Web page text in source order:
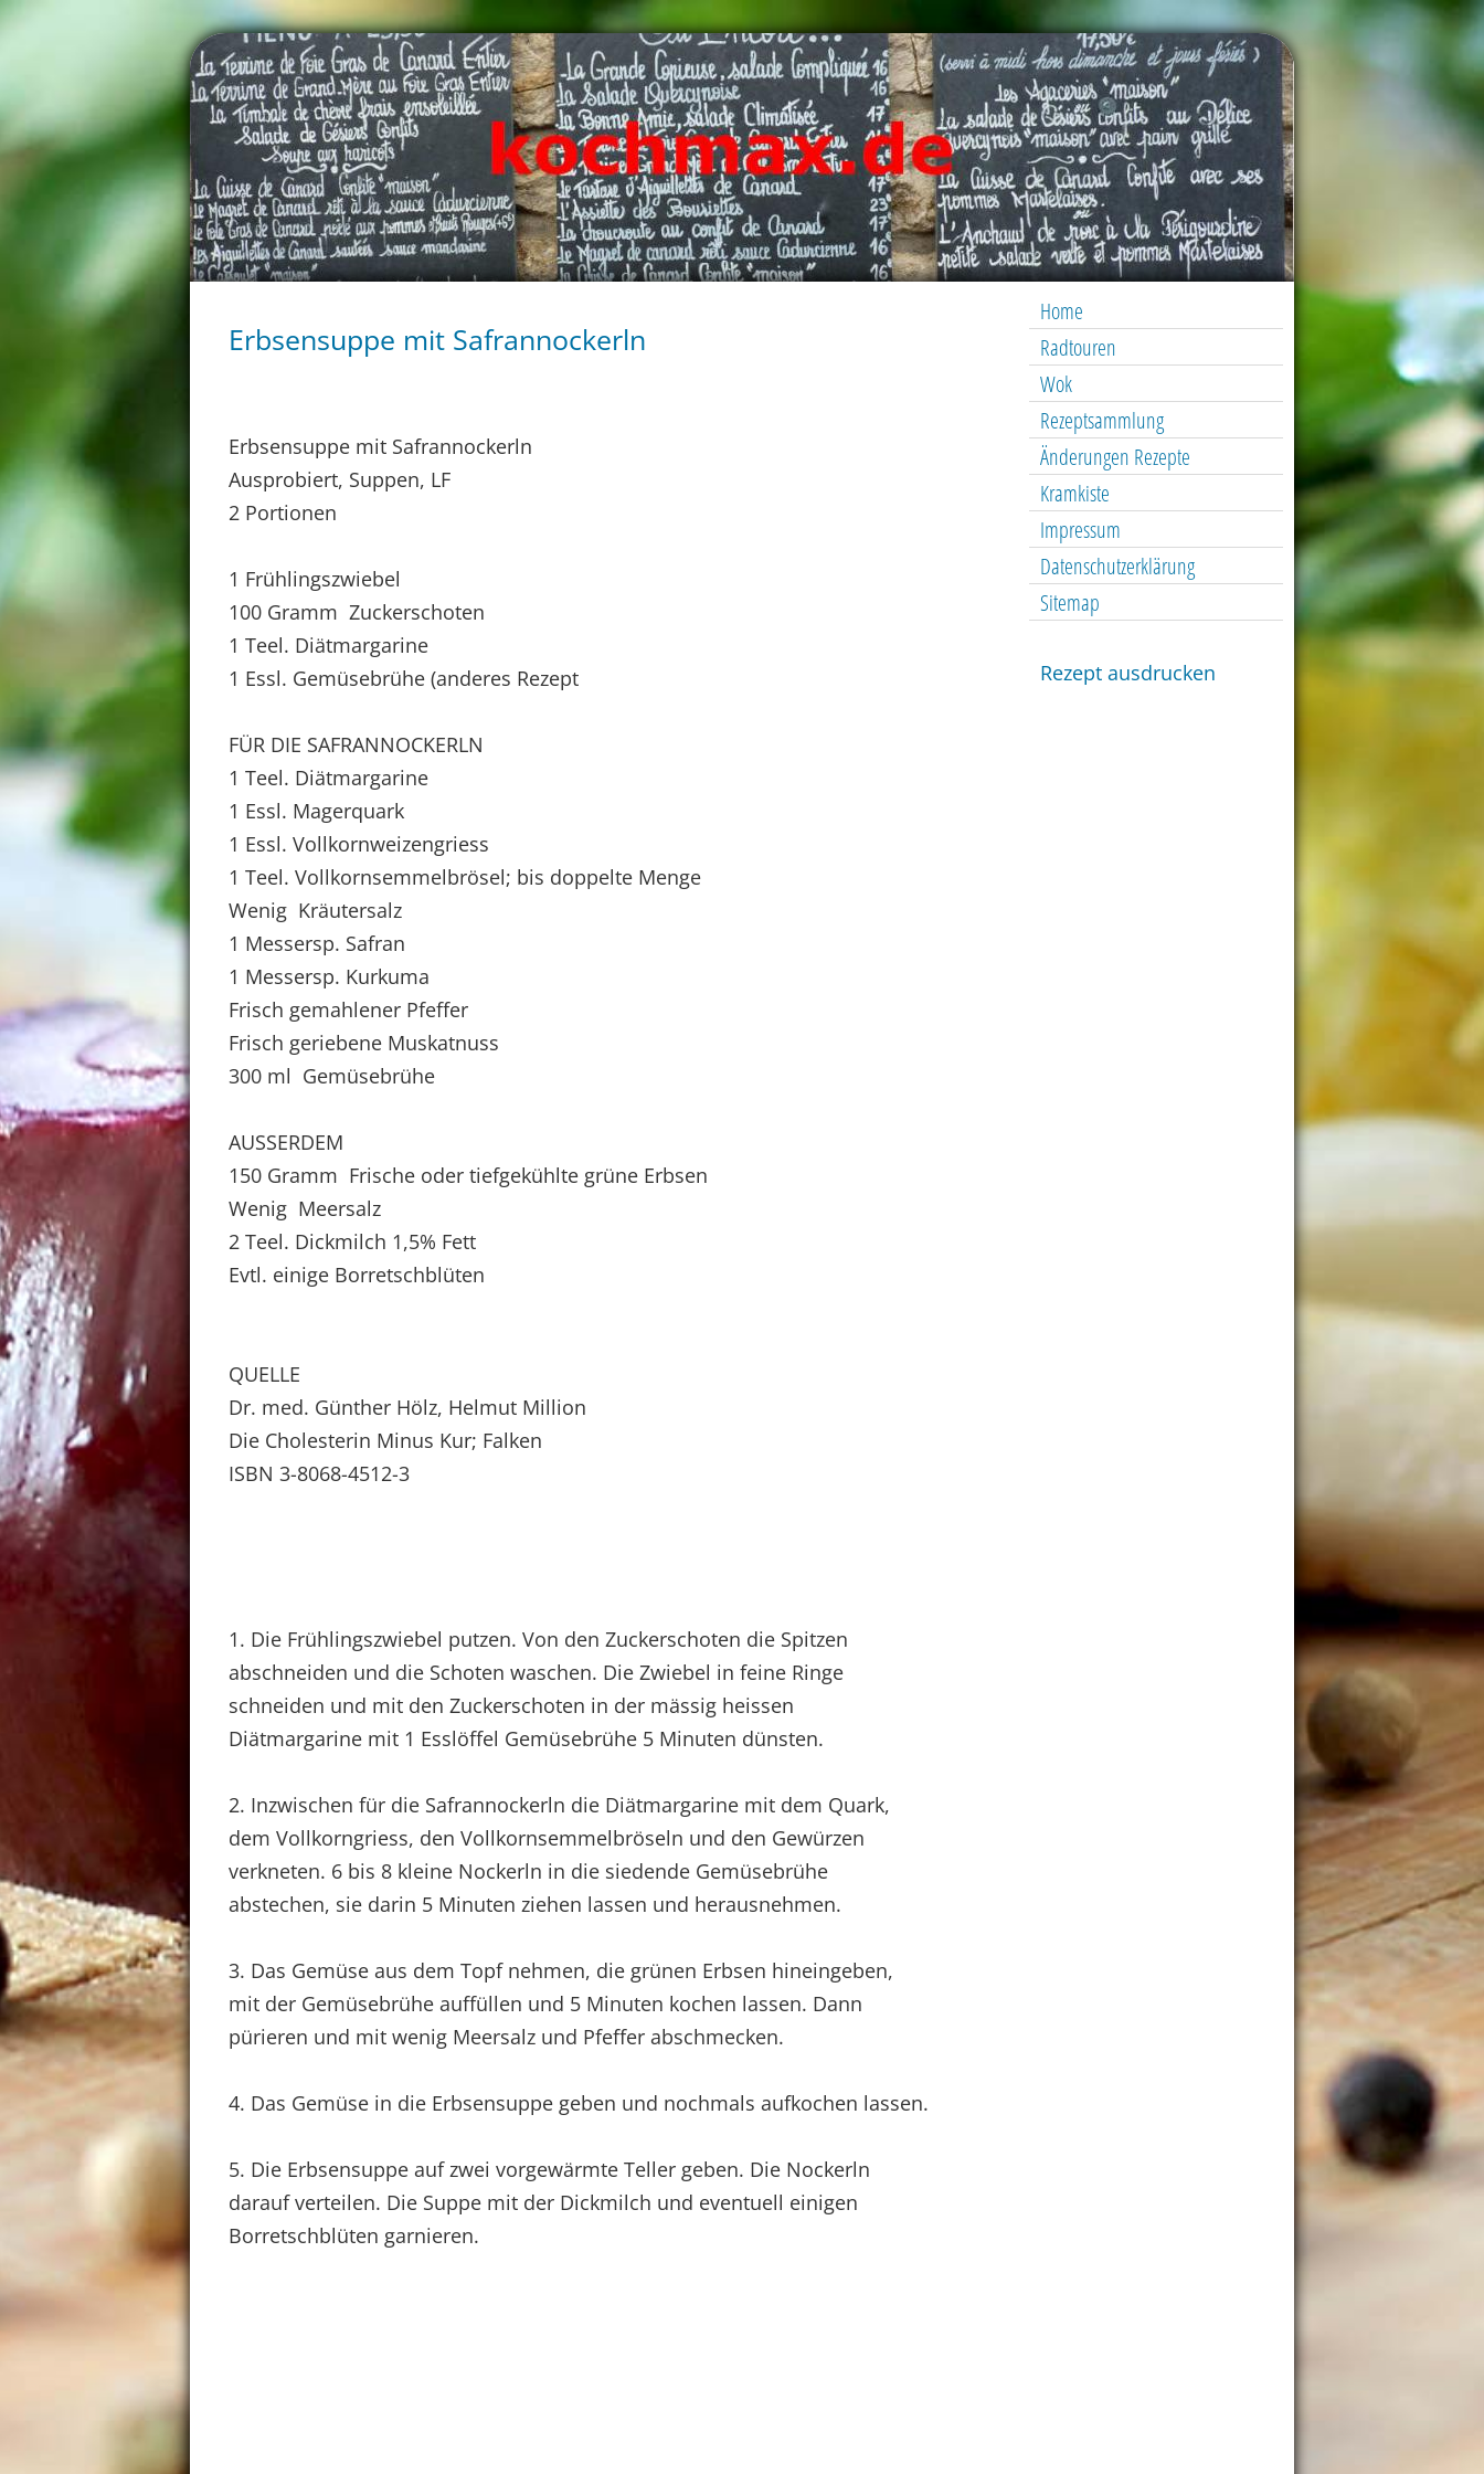
Home
Radtouren
Wok
Rezeptsammlung
Änderungen Rezepte
Kramkiste
Impressum
Datenschutzerklärung
Sitemap
Rezept ausdrucken
Erbsensuppe mit Safrannockerln
Erbsensuppe mit Safrannockerln
Ausprobiert, Suppen, LF
2 Portionen
1 Frühlingszwiebel
100 Gramm Zuckerschoten
1 Teel. Diätmargarine
1 Essl. Gemüsebrühe (anderes Rezept
FÜR DIE SAFRANNOCKERLN
1 Teel. Diätmargarine
1 Essl. Magerquark
1 Essl. Vollkornweizengriess
1 Teel. Vollkornsemmelbrösel; bis doppelte Menge
Wenig Kräutersalz
1 Messersp. Safran
1 Messersp. Kurkuma
Frisch gemahlener Pfeffer
Frisch geriebene Muskatnuss
300 ml Gemüsebrühe
AUSSERDEM
150 Gramm Frische oder tiefgekühlte grüne Erbsen
Wenig Meersalz
2 Teel. Dickmilch 1,5% Fett
Evtl. einige Borretschblüten
QUELLE
Dr. med. Günther Hölz, Helmut Million
Die Cholesterin Minus Kur; Falken
ISBN 3-8068-4512-3
1. Die Frühlingszwiebel putzen. Von den Zuckerschoten die Spitzen
abschneiden und die Schoten waschen. Die Zwiebel in feine Ringe
schneiden und mit den Zuckerschoten in der mässig heissen
Diätmargarine mit 1 Esslöffel Gemüsebrühe 5 Minuten dünsten.
2. Inzwischen für die Safrannockerln die Diätmargarine mit dem Quark,
dem Vollkorngriess, den Vollkornsemmelbröseln und den Gewürzen
verkneten. 6 bis 8 kleine Nockerln in die siedende Gemüsebrühe
abstechen, sie darin 5 Minuten ziehen lassen und herausnehmen.
3. Das Gemüse aus dem Topf nehmen, die grünen Erbsen hineingeben,
mit der Gemüsebrühe auffüllen und 5 Minuten kochen lassen. Dann
pürieren und mit wenig Meersalz und Pfeffer abschmecken.
4. Das Gemüse in die Erbsensuppe geben und nochmals aufkochen lassen.
5. Die Erbsensuppe auf zwei vorgewärmte Teller geben. Die Nockerln
darauf verteilen. Die Suppe mit der Dickmilch und eventuell einigen
Borretschblüten garnieren.